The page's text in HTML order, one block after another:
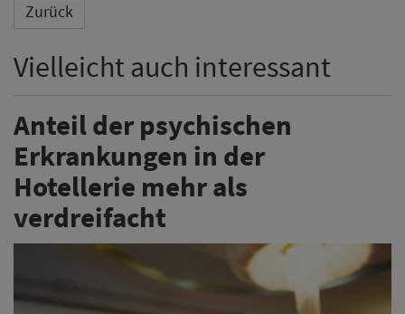
Zurück
Vielleicht auch interessant
Anteil der psychischen
Erkrankungen in der
Hotellerie mehr als
verdreifacht